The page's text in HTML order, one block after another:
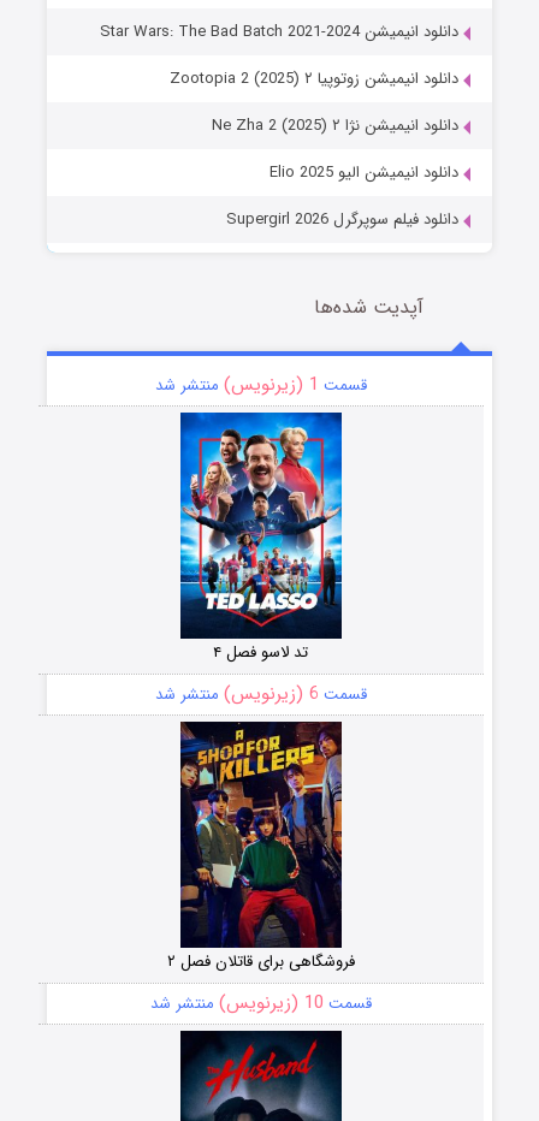
دانلود انیمیشن Star Wars: The Bad Batch 2021-2024
دانلود انیمیشن زوتوپیا ۲ Zootopia 2 (2025)
دانلود انیمیشن نژا ۲ Ne Zha 2 (2025)
دانلود انیمیشن الیو Elio 2025
دانلود فیلم سوپرگرل Supergirl 2026
آپدیت شده‌ها
قسمت 1 (زیرنویس) منتشر شد
تد لاسو فصل ۴
قسمت 6 (زیرنویس) منتشر شد
فروشگاهی برای قاتلان فصل ۲
قسمت 10 (زیرنویس) منتشر شد